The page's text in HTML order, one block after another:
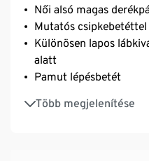
Női alsó magas
Mutatós csipkebetéttel
Különösen lapos
alatt
Pamut lépésbetét
Több megjelenítése
Selymesen csillogó,
Tartós és a mosást